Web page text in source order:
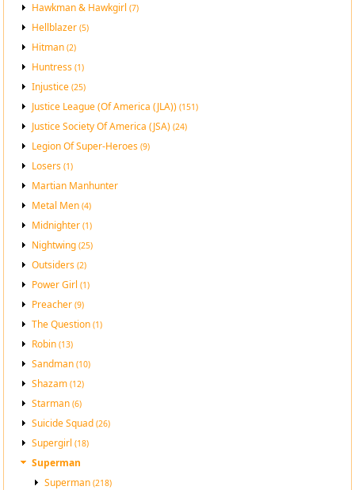
Hawkman & Hawkgirl(7)
Hellblazer(5)
Hitman(2)
Huntress(1)
Injustice(25)
Justice League (Of America (JLA))(151)
Justice Society Of America (JSA)(24)
Legion Of Super-Heroes(9)
Losers(1)
Martian Manhunter
Metal Men(4)
Midnighter(1)
Nightwing(25)
Outsiders(2)
Power Girl(1)
Preacher(9)
The Question(1)
Robin(13)
Sandman(10)
Shazam(12)
Starman(6)
Suicide Squad(26)
Supergirl(18)
Superman
Superman(218)